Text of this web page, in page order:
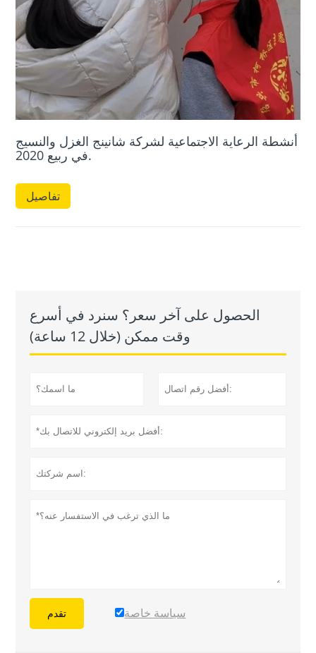
أنشطة الرعاية الاجتماعية لشركة شانينج الغزل والنسيج
في ربيع 2020.
تفاصيل
الحصول على آخر سعر؟ سنرد في أسرع
وقت ممكن (خلال 12 ساعة)
تقدم سياسة خاصة